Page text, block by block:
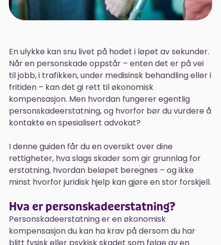
En ulykke kan snu livet på hodet i løpet av sekunder.
Når en personskade oppstår – enten det er på vei
til jobb, i trafikken, under medisinsk behandling eller i
fritiden – kan det gi rett til økonomisk
kompensasjon. Men hvordan fungerer egentlig
personskadeerstatning, og hvorfor bør du vurdere å
kontakte en spesialisert advokat?
I denne guiden får du en oversikt over dine
rettigheter, hva slags skader som gir grunnlag for
erstatning, hvordan beløpet beregnes – og ikke
minst hvorfor juridisk hjelp kan gjøre en stor forskjell.
Hva er personskadeerstatning?
Personskadeerstatning er en økonomisk
kompensasjon du kan ha krav på dersom du har